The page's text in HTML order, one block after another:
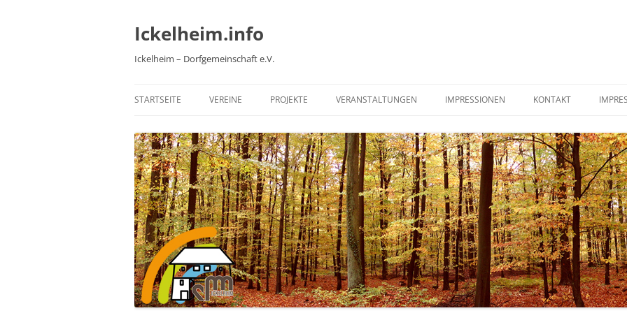
springen
Ickelheim.info
Ickelheim – Dorfgemeinschaft e.V.
STARTSEITE VEREINE PROJEKTE VERANSTALTUNGEN IMPRESSIONEN KONTAKT